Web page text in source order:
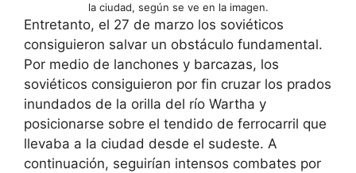
la ciudad, según se ve en la imagen.
Entretanto, el 27 de marzo los soviéticos
consiguieron salvar un obstáculo fundamental.
Por medio de lanchones y barcazas, los
soviéticos consiguieron por fin cruzar los prados
inundados de la orilla del río Wartha y
posicionarse sobre el tendido de ferrocarril que
llevaba a la ciudad desde el sudeste. A
continuación, seguirían intensos combates por